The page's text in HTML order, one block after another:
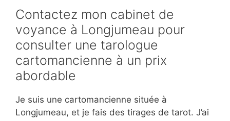
Contactez mon cabinet de
voyance à Longjumeau pour
consulter une tarologue
cartomancienne à un prix
abordable
Je suis une cartomancienne située à
Longjumeau, et je fais des tirages de tarot. J’ai